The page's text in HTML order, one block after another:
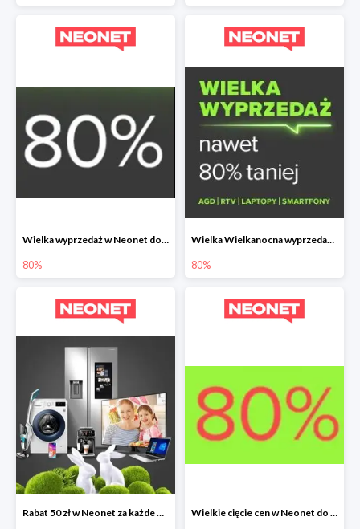
Wielka wyprzedaż w Neonet do -80%
80%
Wielka Wielkanocna wyprzedaż w Neonet do -80%
80%
Rabat 50 zł w Neonet za każde wydane 500 zł Wielkie cięcie cen w Neonet do -80%